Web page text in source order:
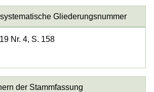
Gliederungsnummer
Nr. 4, S. 158
der Stammfassung